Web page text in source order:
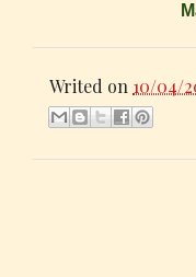
Writed on 10/04/